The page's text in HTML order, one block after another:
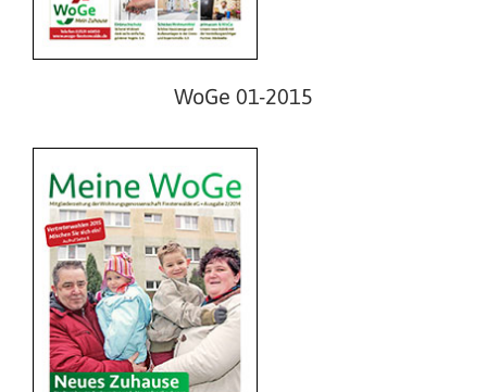
WoGe 01-2015
WoGe 02-2014